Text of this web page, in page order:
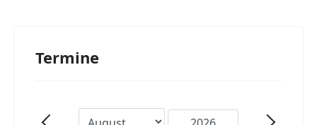
Termine